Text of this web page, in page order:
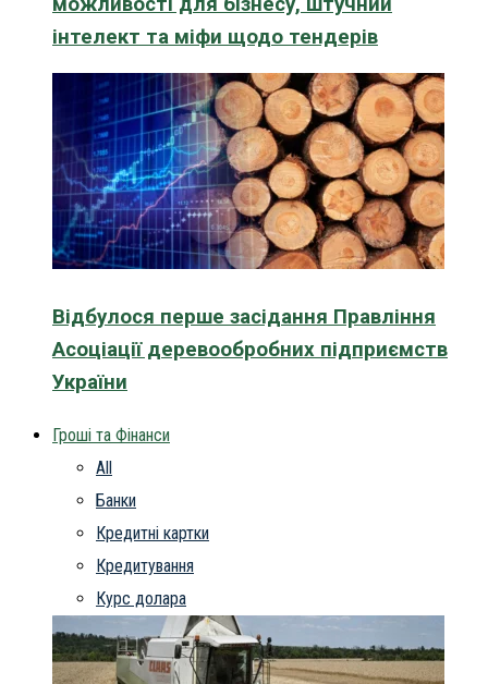
інтелект та міфи щодо тендерів
Відбулося перше засідання Правління
Асоціації деревообробних підприємств
України
Гроші та Фінанси
All
Банки
Кредитні картки
Кредитування
Курс долара